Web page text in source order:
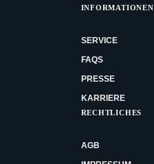
INFORMATIONEN
SERVICE
FAQS
PRESSE
KARRIERE
RECHTLICHES
AGB